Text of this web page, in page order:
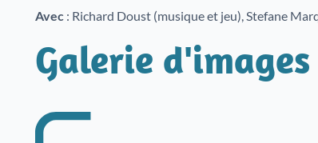
Avec : Richard Doust (musique et jeu), Stefane
Galerie d'images